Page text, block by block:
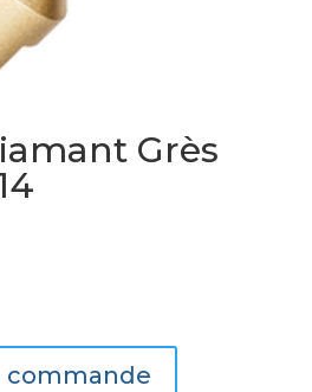
Grès
commande